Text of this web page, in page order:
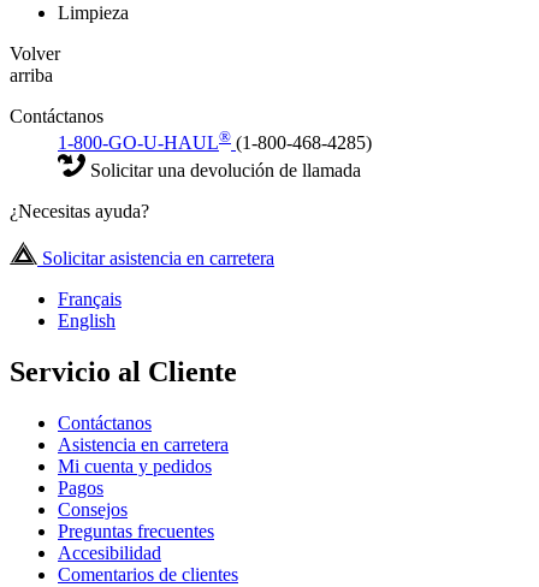
Limpieza
Volver
arriba
Contáctanos
1-800-GO-U-HAUL® (1-800-468-4285)
Solicitar una devolución de llamada
¿Necesitas ayuda?
Solicitar asistencia en carretera
Français
English
Servicio al Cliente
Contáctanos
Asistencia en carretera
Mi cuenta y pedidos
Pagos
Consejos
Preguntas frecuentes
Accesibilidad
Comentarios de clientes